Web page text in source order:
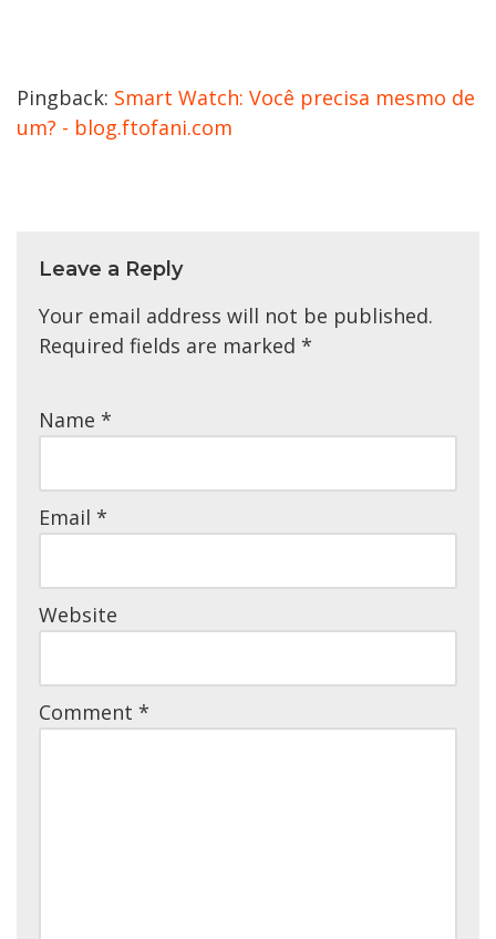
Pingback: Smart Watch: Você precisa mesmo de
um? - blog.ftofani.com
Leave a Reply
Your email address will not be published.
Required fields are marked *
Name *
Email *
Website
Comment *